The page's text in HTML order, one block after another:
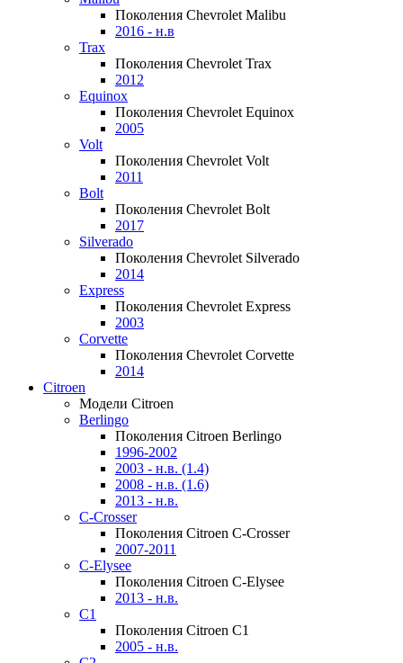
Поколения Chevrolet Malibu
2016 - н.в
Trax
Поколения Chevrolet Trax
2012
Equinox
Поколения Chevrolet Equinox
2005
Volt
Поколения Chevrolet Volt
2011
Bolt
Поколения Chevrolet Bolt
2017
Silverado
Поколения Chevrolet Silverado
2014
Express
Поколения Chevrolet Express
2003
Corvette
Поколения Chevrolet Corvette
2014
Citroen
Модели Citroen
Berlingo
Поколения Citroen Berlingo
1996-2002
2003 - н.в. (1.4)
2008 - н.в. (1.6)
2013 - н.в.
C-Crosser
Поколения Citroen C-Crosser
2007-2011
C-Elysee
Поколения Citroen C-Elysee
2013 - н.в.
C1
Поколения Citroen C1
2005 - н.в.